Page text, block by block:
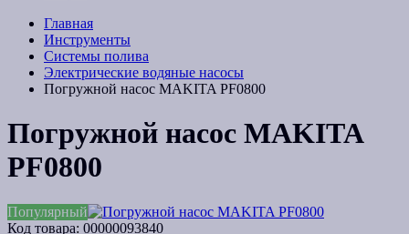
Главная
Инструменты
Системы полива
Электрические водяные насосы
Погружной насос MAKITA PF0800
Погружной насос MAKITA
PF0800
Популярный
Код товара: 00000093840